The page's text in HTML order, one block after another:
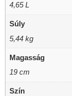
4,65 L
Súly
5,44 kg
Magasság
19 cm
Szín